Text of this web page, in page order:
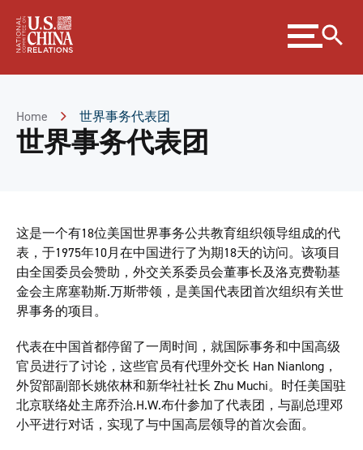
Content
Expand
menu
Home 世界事务代表团
世界事务代表团
这是一个有18位美国世界事务公共教育组织领导组成的代
表，于1975年10月在中国进行了为期18天的访问。该项目
由全国委员会赞助，外交关系委员会董事长及洛克费勒基
金会主席塞勒斯.万斯带领，是美国代表团首次组织有关世
界事务的项目。
代表在中国首都停留了一周时间，就国际事务和中国高级
官员进行了讨论，这些官员有代理外交长 Han Nianlong，
外贸部副部长姚依林和新华社社长 Zhu Muchi。时任美国驻
北京联络处主席乔治.H.W.布什参加了代表团，与副总理邓
小平进行对话，实现了与中国高层领导的首次会面。